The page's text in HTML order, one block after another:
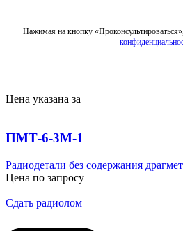
Нажимая на кнопку
Цена указана за
ПМТ-6-3М-1
Радиодетали без содержания
Цена по запросу
Сдать радиолом